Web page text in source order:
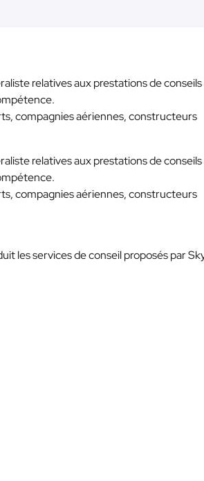
relatives aux prestations de
compagnies aériennes, constructeurs
relatives aux prestations de
compagnies aériennes, constructeurs
les services de conseil proposés par